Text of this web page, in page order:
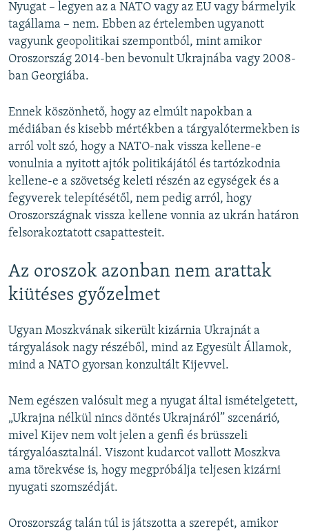
Nyugat – legyen az a NATO vagy az EU vagy bármelyik
tagállama – nem. Ebben az értelemben ugyanott
vagyunk geopolitikai szempontból, mint amikor
Oroszország 2014-ben bevonult Ukrajnába vagy 2008-
ban Georgiába.
Ennek köszönhető, hogy az elmúlt napokban a
médiában és kisebb mértékben a tárgyalótermekben is
arról volt szó, hogy a NATO-nak vissza kellene-e
vonulnia a nyitott ajtók politikájától és tartózkodnia
kellene-e a szövetség keleti részén az egységek és a
fegyverek telepítésétől, nem pedig arról, hogy
Oroszországnak vissza kellene vonnia az ukrán határon
felsorakoztatott csapattesteit.
Az oroszok azonban nem arattak
kiütéses győzelmet
Ugyan Moszkvának sikerült kizárnia Ukrajnát a
tárgyalások nagy részéből, mind az Egyesült Államok,
mind a NATO gyorsan konzultált Kijevvel.
Nem egészen valósult meg a nyugat által ismételgetett,
„Ukrajna nélkül nincs döntés Ukrajnáról” szcenárió,
mivel Kijev nem volt jelen a genfi és brüsszeli
tárgyalóasztalnál. Viszont kudarcot vallott Moszkva
ama törekvése is, hogy megpróbálja teljesen kizárni
nyugati szomszédját.
Oroszország talán túl is játszotta a szerepét, amikor